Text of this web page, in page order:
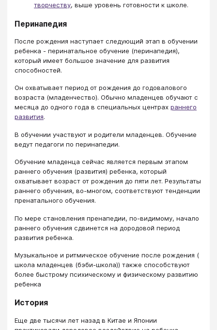
творчеству, выше уровень готовности к школе.
Перинапедия
После рождения наступает следующий этап в обучении
ребенка - перинатальное обучение (перинапедия),
который имеет большое значение для развития
способностей.
Он охватывает период от рождения до годовалового
возраста (младенчество). Обычно младенцев обучают с
месяца до одного года в специальных центрах раннего
развития.
В обучении участвуют и родители младенцев. Обучение
ведут педагоги по перинапедии.
Обучение младенца сейчас является первым этапом
раннего обучения (развития) ребенка, который
охватывает возраст от рождения до пяти лет. Результаты
раннего обучения, во-многом, соответствуют тенденции
пренатального обучения.
По мере становления пренапедии, по-видимому, начало
раннего обучения сдвинется на дородовой период
развития ребенка.
Музыкальное и ритмическое обучение после рождения (
школа младенцев (бэби-школа)) также способствуют
более быстрому психическому и физическому развитию
ребенка
История
Еще две тысячи лет назад в Китае и Японии